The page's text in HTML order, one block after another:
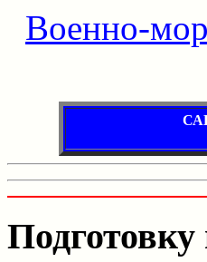
Военно-